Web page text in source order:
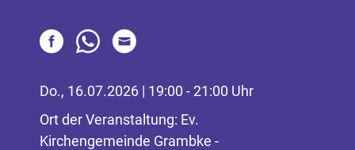
Do., 16.07.2026 | 19:00 - 21:00 Uhr
Ort der Veranstaltung: Ev.
Kirchengemeinde Grambke -